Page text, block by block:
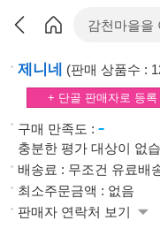
제니네 (판매 상품수 :
+ 단골 판매자로 등록
구매 만족도 : -
충분한 평가 대상이 없
배송료 : 무조건 유료배
최소주문금액 : 없음
판매자 연락처 보기